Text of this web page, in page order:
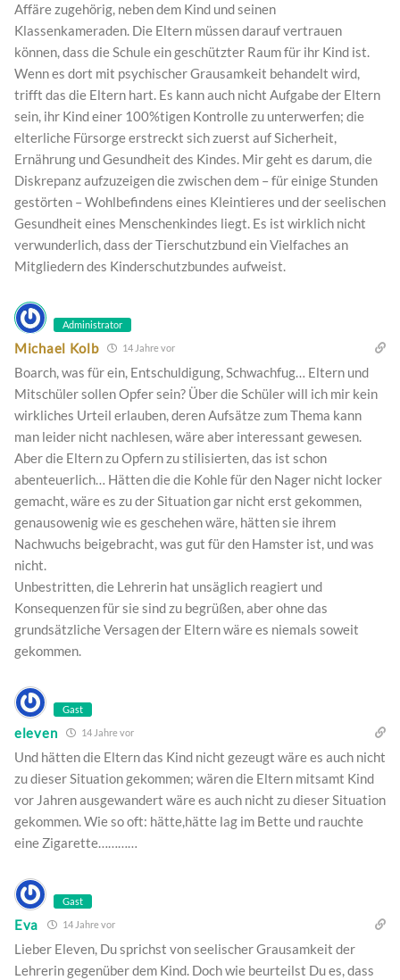
Affäre zugehörig, neben dem Kind und seinen
Klassenkameraden. Die Eltern müssen darauf vertrauen
können, dass die Schule ein geschützter Raum für ihr Kind ist.
Wenn es dort mit psychischer Grausamkeit behandelt wird,
trifft das die Eltern hart. Es kann auch nicht Aufgabe der Eltern
sein, ihr Kind einer 100%tigen Kontrolle zu unterwerfen; die
elterliche Fürsorge erstreckt sich zuerst auf Sicherheit,
Ernährung und Gesundheit des Kindes. Mir geht es darum, die
Diskrepanz aufzuzeigen die zwischen dem – für einige Stunden
gestörten – Wohlbefindens eines Kleintieres und der seelischen
Gesundheit eines Menschenkindes liegt. Es ist wirklich nicht
verwunderlich, dass der Tierschutzbund ein Vielfaches an
Mitgliedern des Kinderschutzbundes aufweist.
Administrator
Michael Kolb 14 Jahre vor
Boarch, was für ein, Entschuldigung, Schwachfug… Eltern und
Mitschüler sollen Opfer sein? Über die Schüler will ich mir kein
wirkliches Urteil erlauben, deren Aufsätze zum Thema kann
man leider nicht nachlesen, wäre aber interessant gewesen.
Aber die Eltern zu Opfern zu stilisierten, das ist schon
abenteuerlich… Hätten die die Kohle für den Nager nicht locker
gemacht, wäre es zu der Situation gar nicht erst gekommen,
genausowenig wie es geschehen wäre, hätten sie ihrem
Nachwuchs beigebracht, was gut für den Hamster ist, und was
nicht.
Unbestritten, die Lehrerin hat unsäglich reagiert und
Konsequenzen für sie sind zu begrüßen, aber ohne das
grundsätzliche Versagen der Eltern wäre es niemals soweit
gekommen.
Gast
eleven 14 Jahre vor
Und hätten die Eltern das Kind nicht gezeugt wäre es auch nicht
zu dieser Situation gekommen; wären die Eltern mitsamt Kind
vor Jahren ausgewandert wäre es auch nicht zu dieser Situation
gekommen. Wie so oft: hätte,hätte lag im Bette und rauchte
eine Zigarette…………
Gast
Eva 14 Jahre vor
Lieber Eleven, Du sprichst von seelischer Grausamkeit der
Lehrerin gegenüber dem Kind. Doch wie beurteilst Du es, dass